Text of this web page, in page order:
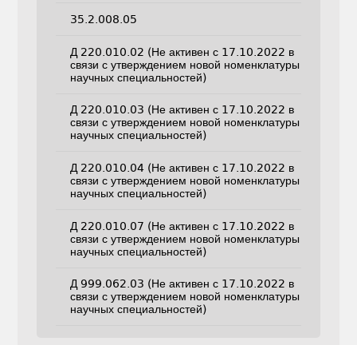
35.2.008.05
Д 220.010.02 (Не активен с 17.10.2022 в
связи с утверждением новой номенклатуры
научных специальностей)
Д 220.010.03 (Не активен с 17.10.2022 в
связи с утверждением новой номенклатуры
научных специальностей)
Д 220.010.04 (Не активен с 17.10.2022 в
связи с утверждением новой номенклатуры
научных специальностей)
Д 220.010.07 (Не активен с 17.10.2022 в
связи с утверждением новой номенклатуры
научных специальностей)
Д 999.062.03 (Не активен с 17.10.2022 в
связи с утверждением новой номенклатуры
научных специальностей)